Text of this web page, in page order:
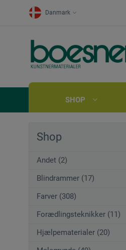
Danmark
SHOP
Shop
Andet (2)
Blindrammer (17)
Farver (308)
Forædlingsteknikker (11)
Hjælpematerialer (20)